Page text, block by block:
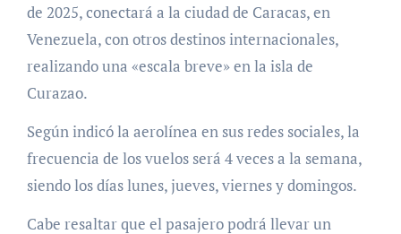
de 2025, conectará a la ciudad de Caracas, en
Venezuela, con otros destinos internacionales,
realizando una «escala breve» en la isla de
Curazao.
Según indicó la aerolínea en sus redes sociales, la
frecuencia de los vuelos será 4 veces a la semana,
siendo los días lunes, jueves, viernes y domingos.
Cabe resaltar que el pasajero podrá llevar un